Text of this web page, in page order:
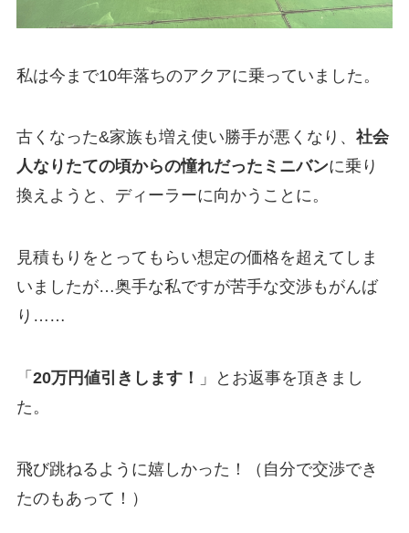
私は今まで10年落ちのアクアに乗っていました。
古くなった&家族も増え使い勝手が悪くなり、 社会
人なりたての頃からの憧れだったミニバンに乗り
換えようと、ディーラーに向かうことに。
見積もりをとってもらい想定の価格を超えてしま
いましたが…奥手な私ですが苦手な交渉もがんば
り……
「 20万円値引きします！
」とお返事を頂きまし
た。
飛び跳ねるように嬉しかった！（自分で交渉でき
たのもあって！）